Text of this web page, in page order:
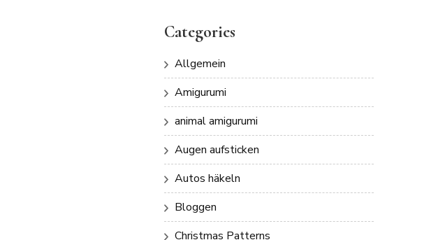
Categories
Allgemein
Amigurumi
animal amigurumi
Augen aufsticken
Autos häkeln
Bloggen
Christmas Patterns